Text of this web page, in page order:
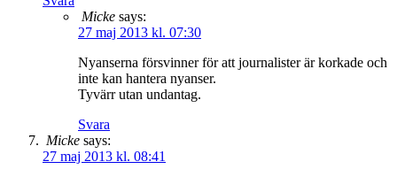
Micke says:
27 maj 2013 kl. 07:30
Nyanserna försvinner för att journalister är korkade och
inte kan hantera nyanser.
Tyvärr utan undantag.
Svara
Micke says:
27 maj 2013 kl. 08:41